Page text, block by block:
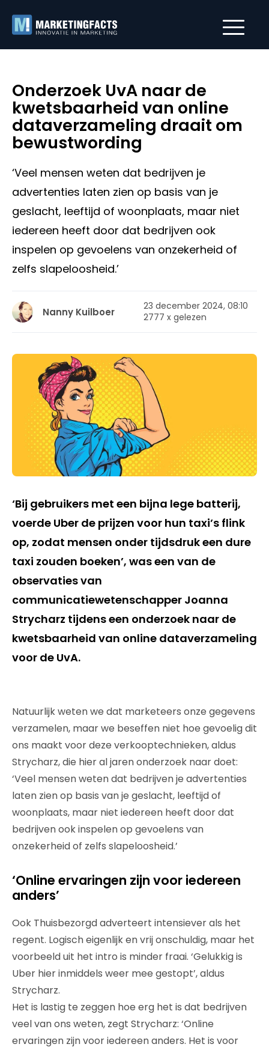
Onderzoek UvA naar de
kwetsbaarheid van online
dataverzameling draait om
bewustwording
‘Veel mensen weten dat bedrijven je
advertenties laten zien op basis van je
geslacht, leeftijd of woonplaats, maar niet
iedereen heeft door dat bedrijven ook
inspelen op gevoelens van onzekerheid of
zelfs slapeloosheid.’
Nanny Kuilboer
23 december 2024, 08:10
2777 x gelezen
‘Bij gebruikers met een bijna lege batterij,
voerde Uber de prijzen voor hun taxi’s flink
op, zodat mensen onder tijdsdruk een dure
taxi zouden boeken’, was een van de
observaties van
communicatiewetenschapper Joanna
Strycharz tijdens een onderzoek naar de
kwetsbaarheid van online dataverzameling
voor de UvA.
Natuurlijk weten we dat marketeers onze gegevens
verzamelen, maar we beseffen niet hoe gevoelig dit
ons maakt voor deze verkooptechnieken, aldus
Strycharz, die hier al jaren onderzoek naar doet:
‘Veel mensen weten dat bedrijven je advertenties
laten zien op basis van je geslacht, leeftijd of
woonplaats, maar niet iedereen heeft door dat
bedrijven ook inspelen op gevoelens van
onzekerheid of zelfs slapeloosheid.’
‘Online ervaringen zijn voor iedereen
anders’
Ook Thuisbezorgd adverteert intensiever als het
regent. Logisch eigenlijk en vrij onschuldig, maar het
voorbeeld uit het intro is minder fraai. ‘Gelukkig is
Uber hier inmiddels weer mee gestopt’, aldus
Strycharz.
Het is lastig te zeggen hoe erg het is dat bedrijven
veel van ons weten, zegt Strycharz: ‘Online
ervaringen zijn voor iedereen anders. Het is voor